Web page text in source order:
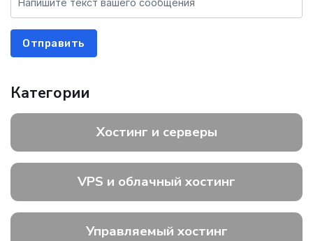
Отправить
Категории
Хостинг и серверы
VPS и облачный хостинг
Управляемый хостинг